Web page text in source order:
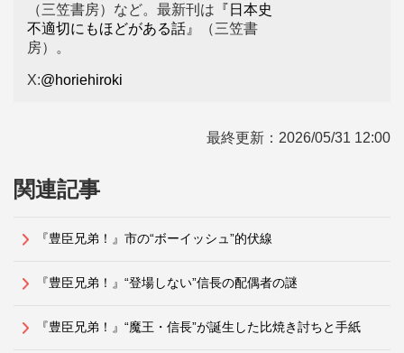
（三笠書房）など。最新刊は 『日本史
不適切にもほどがある話』
（三笠書
房）。
X:@horiehiroki
最終更新： 2026/05/31 12:00
関連記事
『豊臣兄弟！』市の“ボーイッシュ”的伏線
『豊臣兄弟！』“登場しない”信長の配偶者の謎
『豊臣兄弟！』“魔王・信長”が誕生した比焼き討ちと手紙